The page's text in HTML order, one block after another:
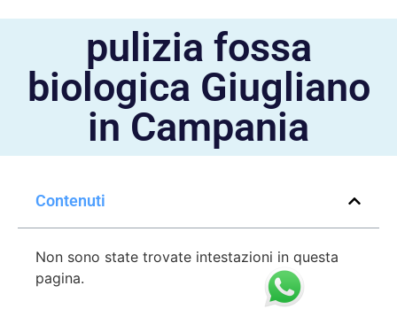
pulizia fossa
biologica Giugliano
in Campania
Contenuti
Non sono state trovate intestazioni in questa
pagina.